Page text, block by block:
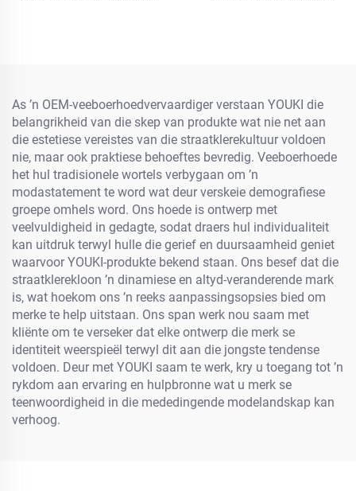
As ’n OEM-veeboerhoedvervaardiger verstaan YOUKI die
belangrikheid van die skep van produkte wat nie net aan
die estetiese vereistes van die straatklerekultuur voldoen
nie, maar ook praktiese behoeftes bevredig. Veeboerhoede
het hul tradisionele wortels verbygaan om ’n
modastatement te word wat deur verskeie demografiese
groepe omhels word. Ons hoede is ontwerp met
veelvuldigheid in gedagte, sodat draers hul individualiteit
kan uitdruk terwyl hulle die gerief en duursaamheid geniet
waarvoor YOUKI-produkte bekend staan. Ons besef dat die
straatklerekloon ’n dinamiese en altyd-veranderende mark
is, wat hoekom ons ’n reeks aanpassingsopsies bied om
merke te help uitstaan. Ons span werk nou saam met
kliënte om te verseker dat elke ontwerp die merk se
identiteit weerspieël terwyl dit aan die jongste tendense
voldoen. Deur met YOUKI saam te werk, kry u toegang tot ’n
rykdom aan ervaring en hulpbronne wat u merk se
teenwoordigheid in die mededingende modelandskap kan
verhoog.